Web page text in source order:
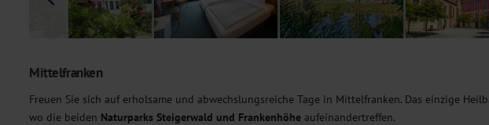
Mittelfranken
Freuen Sie sich auf erholsame und abwechslungsreiche Tage in Mittelfranken. Das einzige
wo die beiden Naturparks Steigerwald und Frankenhöhe aufeinandertreffen.